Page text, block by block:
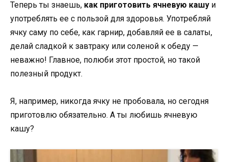
Теперь ты знаешь, как приготовить ячневую кашу и
употреблять ее с пользой для здоровья. Употребляй
ячку саму по себе, как гарнир, добавляй ее в салаты,
делай сладкой к завтраку или соленой к обеду —
неважно! Главное, полюби этот простой, но такой
полезный продукт.
Я, например, никогда ячку не пробовала, но сегодня
приготовлю обязательно. А ты любишь ячневую
кашу?